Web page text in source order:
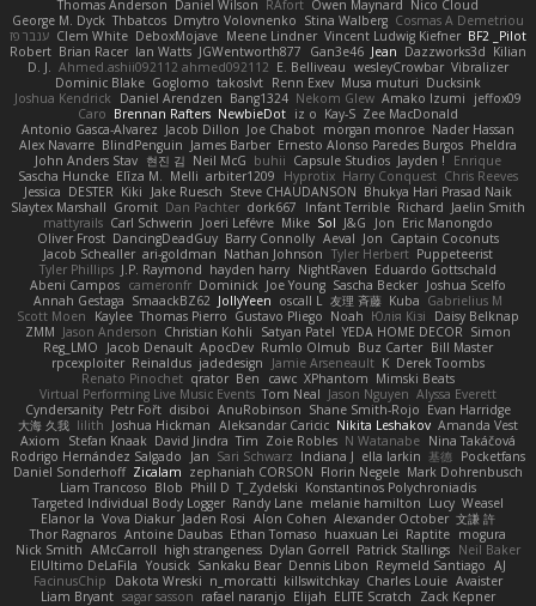
Thomas Anderson Daniel Wilson RAfort Owen Maynard
Nico Cloud
George M. Dyck Thbatcos Dmytro Volovnenko Stina Walberg Cosmas A Demetriou
ענבר פז Clem White DeboxMojave Meene Lindner Vincent Ludwig Kiefner BF2 _Pilot
Robert Brian Racer Ian Watts JGWentworth877 Gan3e46 Jean Dazzworks3d Kilian
D. J. Ahmed.ashii092112 ahmed092112 E. Belliveau wesleyCrowbar Vibralizer
Dominic Blake Goglomo takoslvt Renn Exev Musa muturi Ducksink
Joshua Kendrick
Daniel Arendzen Bang1324 Nekom Glew Amako Izumi
jeffox09
Caro Brennan Rafters NewbieDot iz o Kay-S Zee MacDonald
Antonio Gasca-Alvarez Jacob Dillon Joe Chabot morgan monroe Nader Hassan
Alex Navarre BlindPenguin James Barber Ernesto Alonso Paredes Burgos Pheldra
John Anders Stav 현진 김 Neil McG buhii Capsule Studios Jayden !
Enrique
Sascha Huncke Elīza M. Melli arbiter1209 Hyprotix Harry Conquest Chris Reeves
Jessica DESTER Kiki Jake Ruesch Steve CHAUDANSON Bhukya Hari Prasad Naik
Slaytex Marshall Gromit Dan Pachter dork667 Infant Terrible Richard Jaelin Smith
mattyrails Carl Schwerin Joeri Lefévre Mike Sol J&G Jon Eric Manongdo
Oliver Frost DancingDeadGuy Barry Connolly Aeval Jon Captain Coconuts
Jacob Schealler ari-goldman Nathan Johnson Tyler Herbert Puppeteerist
Tyler Phillips J.P. Raymond hayden harry NightRaven Eduardo Gottschald
Abeni Campos cameronfr Dominick Joe Young Sascha Becker Joshua Scelfo
Annah Gestaga SmaackBZ62 JollyYeen oscall L 友理 斉藤 Kuba Gabrielius M
Scott Moen
Kaylee Thomas Pierro Gustavo Pliego Noah Юлія Кізі
Daisy Belknap
ZMM Jason Anderson Christian Kohli Satyan Patel YEDA HOME DECOR Simon
Reg_LMO
Jacob Denault ApocDev Rumlo Olmub Buz Carter Bill Master
rpcexploiter Reinaldus jadedesign Jamie Arseneault K Derek Toombs
Renato Pinochet qrator Ben cawc XPhantom Mimski Beats
Virtual Performing Live Music Events Tom Neal Jason Nguyen Alyssa Everett
Cyndersanity Petr Fořt disiboi AnuRobinson Shane Smith-Rojo Evan Harridge
大海 久我 lilith Joshua Hickman Aleksandar Caricic Nikita Leshakov Amanda Vest
Axiom
Stefan Knaak David Jindra Tim Zoie Robles N Watanabe Nina Takáčová
Rodrigo Hernández Salgado
Jan Sari Schwarz Indiana J ella larkin 基德 Pocketfans
Daniel Sonderhoff Zicalam zephaniah CORSON Florin Negele Mark Dohrenbusch
Liam Trancoso Blob Phill D T_Zydelski Konstantinos Polychroniadis
Targeted Individual Body Logger Randy Lane melanie hamilton Lucy Weasel
Elanor la Vova Diakur Jaden Rosi Alon Cohen Alexander October 文謙 許
Thor Ragnaros Antoine Daubas Ethan Tomaso huaxuan Lei Raptite mogura
Nick Smith AMcCarroll high strangeness Dylan Gorrell Patrick Stallings Neil Baker
ElUltimo DeLaFila Yousick Sankaku Bear Dennis Libon Reymeld Santiago AJ
FacinusChip
Dakota Wreski n_morcatti killswitchkay Charles Louie Avaister
Liam Bryant sagar sasson rafael naranjo Elijah ELITE Scratch
Zack Kepner